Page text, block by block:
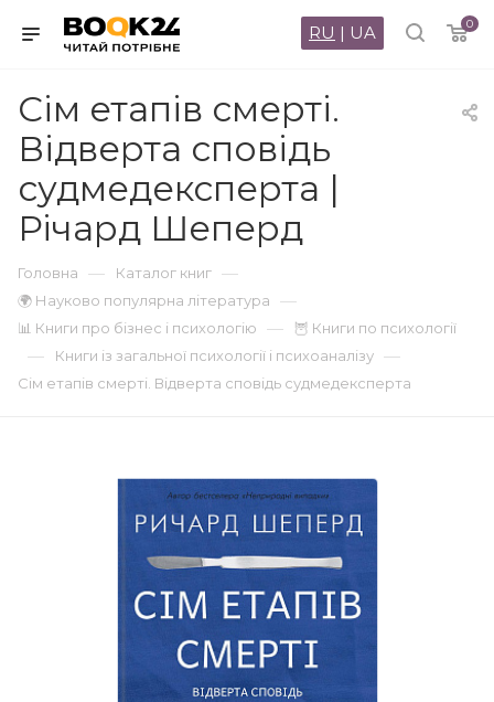
0
RU | UA
Сім етапів смерті.
Відверта сповідь
судмедексперта |
Річард Шеперд
Головна — Каталог книг —
🌍 Науково популярна література —
📊 Книги про бізнес і психологію — 🦉 Книги по психології
— Книги із загальної психології і психоаналізу —
Сім етапів смерті. Відверта сповідь судмедексперта